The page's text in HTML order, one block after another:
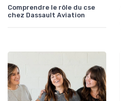
Comprendre le rôle du cse
chez Dassault Aviation